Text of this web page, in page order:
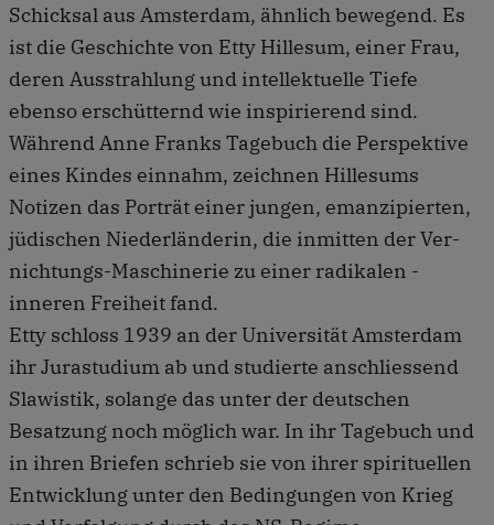
Schicksal aus Amsterdam, ähnlich bewegend. Es
ist die Geschichte von Etty Hillesum, einer Frau,
deren Ausstrahlung und intellektuelle Tiefe
ebenso erschütternd wie inspirierend sind.
Während Anne Franks Tagebuch die Perspektive
eines Kindes einnahm, zeichnen Hillesums
Notizen das Porträt einer jungen, emanzipierten,
jüdischen Niederländerin, die inmitten der Ver­
nichtungs-Maschinerie zu einer radikalen ­
inneren Freiheit fand.
Etty schloss 1939 an der Universität Amsterdam
ihr Jurastudium ab und studierte anschliessend
Slawistik, solange das unter der deutschen
Besatzung noch möglich war. In ihr Tagebuch und
in ihren Briefen schrieb sie von ihrer spirituellen
Entwicklung unter den Bedingungen von Krieg